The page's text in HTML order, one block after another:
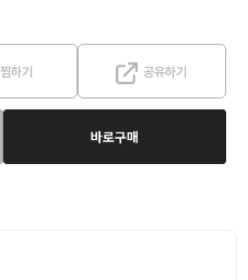
찜하기 공유하기
바로구매